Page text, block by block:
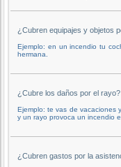
¿Cubren equipajes y objetos
Ejemplo: en un incendio tu
hermana.
¿Cubre los daños por el rayo?
Ejemplo: te vas de vacaciones
y un rayo provoca un incendio
¿Cubren gastos por la